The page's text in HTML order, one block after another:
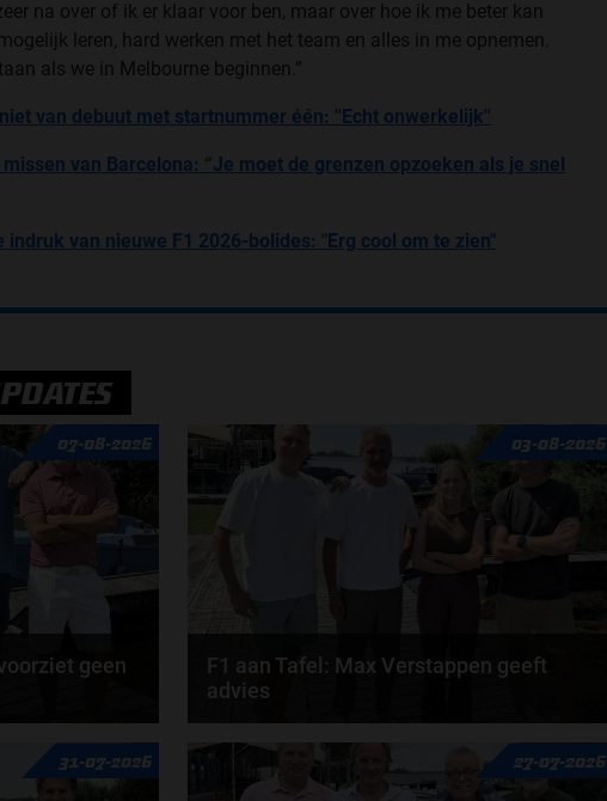
na over of ik er klaar voor ben, maar over hoe ik me beter kan
leren, hard werken met het team en alles in me opnemen.
als we in Melbourne beginnen.”
van debuut met startnummer één: ''Echt onwerkelijk''
van Barcelona: “Je moet de grenzen opzoeken als je snel
indruk van nieuwe F1 2026-bolides: "Erg cool om te zien"
07-08-2026
geen
1-team, de FIA en
één lijn en...
03-08-2026
F1 aan Tafel: Max Verstappen geeft
advies
Max Verstappen adviseert Red Bull. Gaat George
Russell weg bij Mercedes? En moet de budgetcap...
31-07-2026 27-07-2026